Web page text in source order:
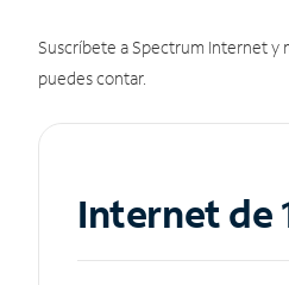
Suscríbete a Spectrum Internet y
puedes contar.
Internet de